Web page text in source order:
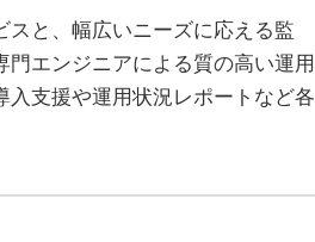
と、幅広いニーズに応える監
エンジニアによる質の高い運用
支援や運用状況レポートなど各